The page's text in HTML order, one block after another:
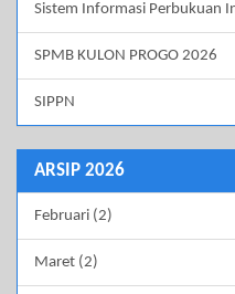
Sistem Informasi Perbukuan
SPMB KULON PROGO 2026
SIPPN
ARSIP 2026
Februari (2)
Maret (2)